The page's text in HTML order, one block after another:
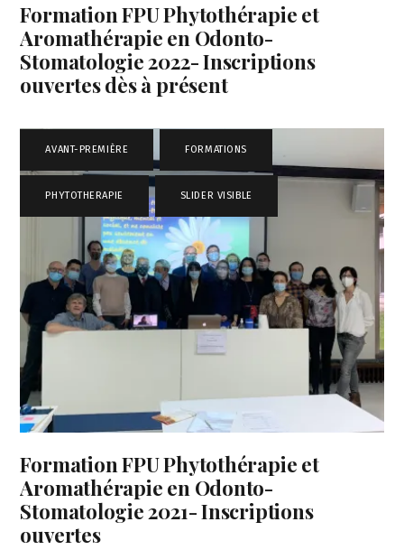
Formation FPU Phytothérapie et
Aromathérapie en Odonto-
Stomatologie 2022- Inscriptions
ouvertes dès à présent
AVANT-PREMIÈRE FORMATIONS
PHYTOTHERAPIE , SLIDER VISIBLE
Formation FPU Phytothérapie et
Aromathérapie en Odonto-
Stomatologie 2021- Inscriptions
ouvertes